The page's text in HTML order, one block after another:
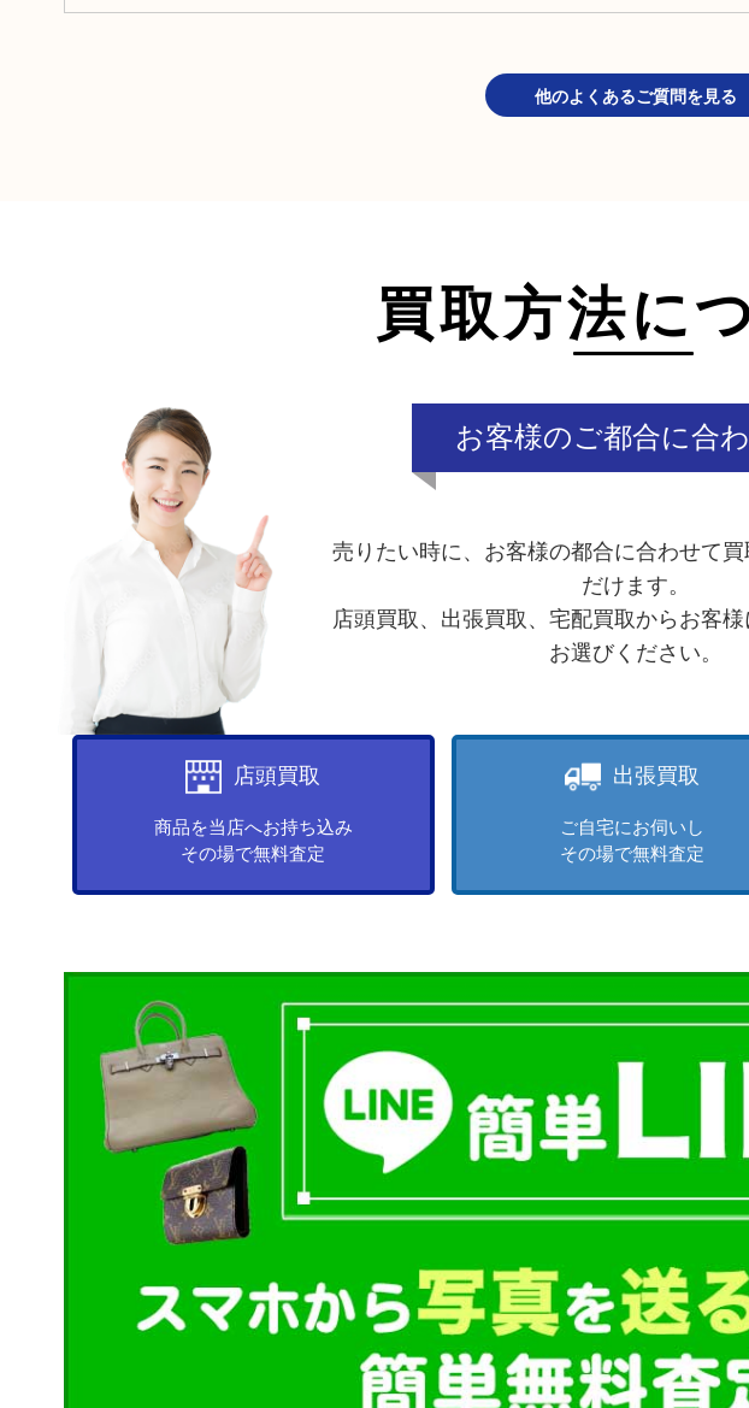
他のよくあるご質問を見る
買取方法に
お客様のご都合に合
売りたい時に、お客様の都合に合わせて
だけます。
店頭買取、出張買取、宅配買取からお客
お選びください。
店頭買取
商品を当店へお持ち込み
その場で無料査定
出張買取
ご自宅にお伺いし
その場で無料査定